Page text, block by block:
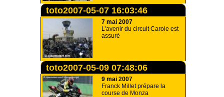
toto2007-05-07 16:03:46
7 mai 2007
L’avenir du circuit Carole est
assuré
toto2007-05-09 07:48:06
9 mai 2007
Franck Millet prépare la
course de Monza